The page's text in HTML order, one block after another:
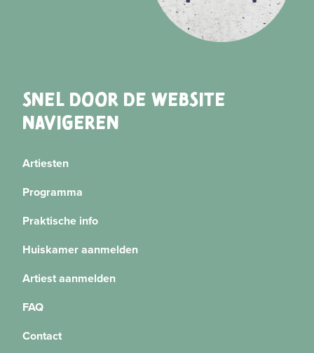
SNEL DOOR DE WEBSITE
NAVIGEREN
Artiesten
Programma
Praktische info
Huiskamer aanmelden
Artiest aanmelden
FAQ
Contact